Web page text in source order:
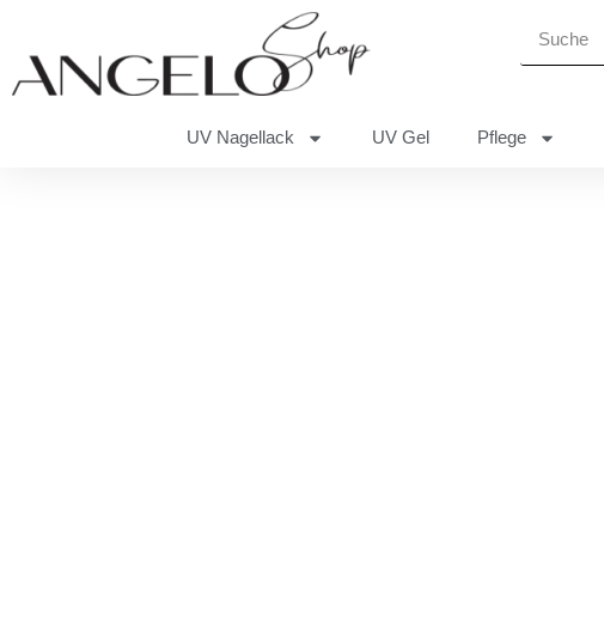
UV Nagellack UV Gel Pflege